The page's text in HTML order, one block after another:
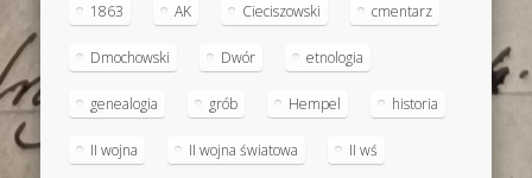
1863 AK Cieciszowski cmentarz
Dmochowski Dwór etnologia
genealogia grób Hempel historia
II wojna II wojna światowa II wś